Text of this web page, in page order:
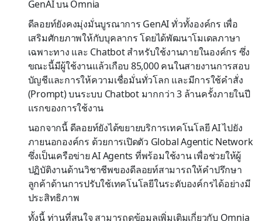
GenAI บน Omnia
ดีลอยท์ยังคงมุ่งมั่นบูรณาการ GenAI ทั่วทั้งองค์กร เพื่อ
เสริมศักยภาพให้กับบุคลากร โดยได้พัฒนาโมเดลภาษา
เฉพาะทาง และ Chatbot สำหรับใช้งานภายในองค์กร ซึ่ง
ขณะนี้มีผู้ใช้งานแล้วเกือบ 85,000 คนในสายงานการสอบ
บัญชีและการให้ความเชื่อมั่นทั่วโลก และมีการใช้คำสั่ง
(Prompt) บนระบบ Chatbot มากกว่า 3 ล้านครั้งภายในปี
แรกของการใช้งาน
นอกจากนี้ ดีลอยท์ยังได้ขยายบริการเทคโนโลยี AI ไปยัง
ภายนอกองค์กร ด้วยการเปิดตัว Global Agentic Network
ซึ่งเป็นเครือข่าย AI Agents ที่พร้อมใช้งาน เพื่อช่วยให้ผู้
ปฏิบัติงานด้านวิชาชีพของดีลอยท์สามารถให้คำปรึกษา
ลูกค้าด้านการปรับใช้เทคโนโลยีในระดับองค์กรได้อย่างมี
ประสิทธิภาพ
ทั้งนี้ ท่านที่สนใจ สามารถดูข้อมูลเพิ่มเติมเกี่ยวกับ Omnia